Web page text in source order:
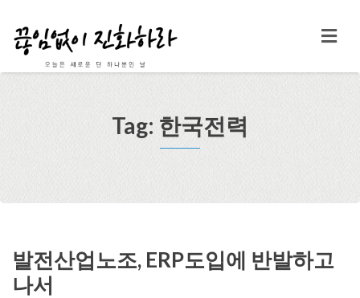
Tag: 한국전력
발전산업노조, ERP도입에 반발하고
나서